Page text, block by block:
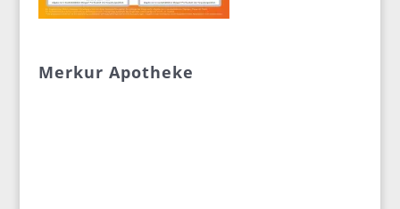
Merkur Apotheke